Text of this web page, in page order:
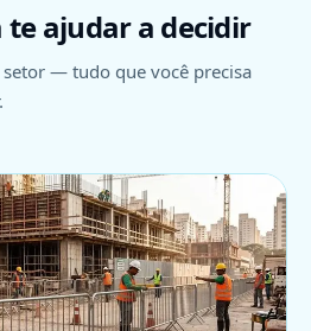
ajudar a decidir
— tudo que você precisa